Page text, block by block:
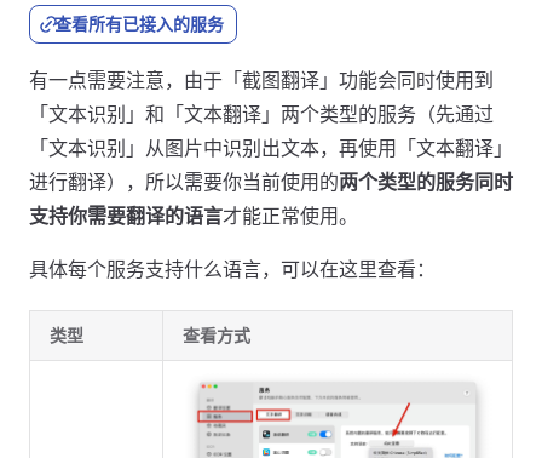
查看所有已接入的服务
有一点需要注意，由于「截图翻译」功能会同时使用到
「文本识别」和「文本翻译」两个类型的服务（先通过
「文本识别」从图片中识别出文本，再使用「文本翻译」
进行翻译），所以需要你当前使用的两个类型的服务同时
支持你需要翻译的语言才能正常使用。
具体每个服务支持什么语言，可以在这里查看：
类型 查看方式